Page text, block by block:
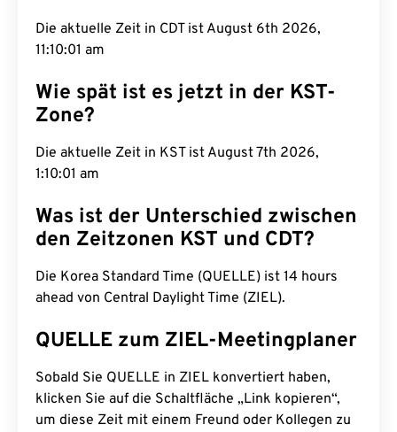
Die aktuelle Zeit in CDT ist August 6th 2026,
11:10:02 am
Wie spät ist es jetzt in der KST-
Zone?
Die aktuelle Zeit in KST ist August 7th 2026,
1:10:02 am
Was ist der Unterschied zwischen
den Zeitzonen KST und CDT?
Die Korea Standard Time (QUELLE) ist 14 hours
ahead von Central Daylight Time (ZIEL).
QUELLE zum ZIEL-Meetingplaner
Sobald Sie QUELLE in ZIEL konvertiert haben,
klicken Sie auf die Schaltfläche „Link kopieren“,
um diese Zeit mit einem Freund oder Kollegen zu